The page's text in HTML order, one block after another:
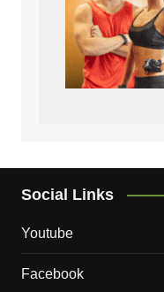
Social Links
Youtube
Facebook